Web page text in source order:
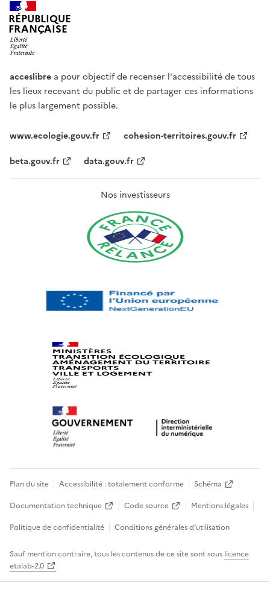
RÉPUBLIQUE
FRANÇAISE
acceslibre a pour objectif de recenser l'accessibilité de tous
les lieux recevant du public et de partager ces informations
le plus largement possible.
www.ecologie.gouv.fr
cohesion-territoires.gouv.fr
beta.gouv.fr
data.gouv.fr
Nos investisseurs
Plan du site Accessibilité : totalement conforme
Schéma
Documentation technique
Code source
Mentions légales
Politique de confidentialité
Conditions générales d’utilisation
Sauf mention contraire, tous les contenus de ce site sont sous licence
etalab-2.0